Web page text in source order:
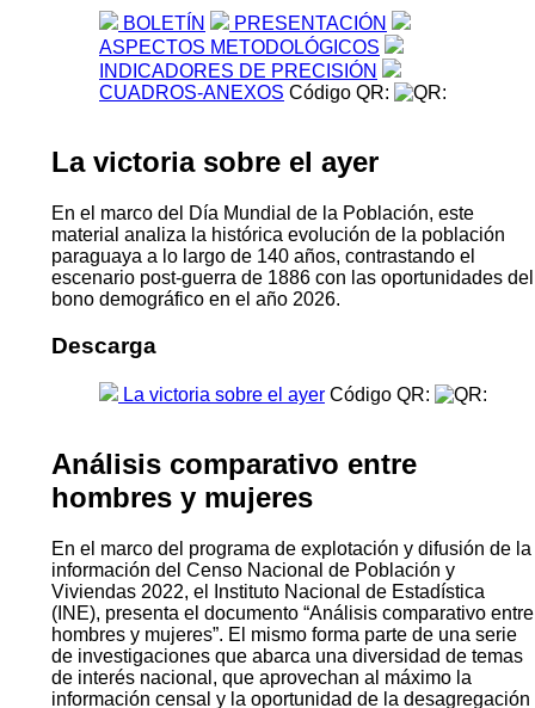
BOLETÍN
PRESENTACIÓN
ASPECTOS METODOLÓGICOS
INDICADORES DE PRECISIÓN
CUADROS-ANEXOS Código QR:
La victoria sobre el ayer
En el marco del Día Mundial de la Población, este
material analiza la histórica evolución de la población
paraguaya a lo largo de 140 años, contrastando el
escenario post-guerra de 1886 con las oportunidades del
bono demográfico en el año 2026.
Descarga
La victoria sobre el ayer Código QR:
Análisis comparativo entre
hombres y mujeres
En el marco del programa de explotación y difusión de la
información del Censo Nacional de Población y
Viviendas 2022, el Instituto Nacional de Estadística
(INE), presenta el documento “Análisis comparativo entre
hombres y mujeres”. El mismo forma parte de una serie
de investigaciones que abarca una diversidad de temas
de interés nacional, que aprovechan al máximo la
información censal y la oportunidad de la desagregación